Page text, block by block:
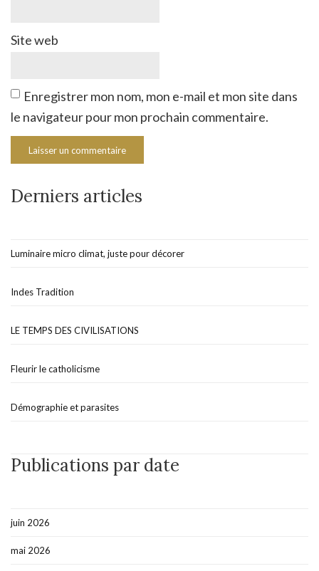
Site web
Enregistrer mon nom, mon e-mail et mon site dans
le navigateur pour mon prochain commentaire.
Derniers articles
Luminaire micro climat, juste pour décorer
Indes Tradition
LE TEMPS DES CIVILISATIONS
Fleurir le catholicisme
Démographie et parasites
Publications par date
juin 2026
mai 2026